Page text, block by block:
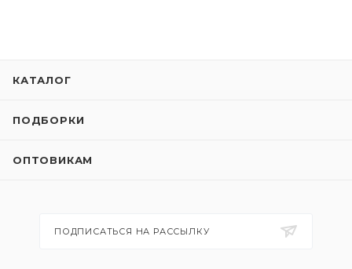
КАТАЛОГ
ПОДБОРКИ
ОПТОВИКАМ
ПОДПИСАТЬСЯ НА РАССЫЛКУ